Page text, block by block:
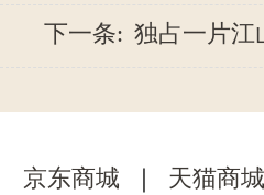
下一条: 独占一片江
京东商城 ｜ 天猫商城